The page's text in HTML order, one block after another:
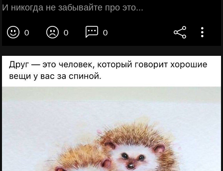
И никогда не забывайте про это...
0 0 0